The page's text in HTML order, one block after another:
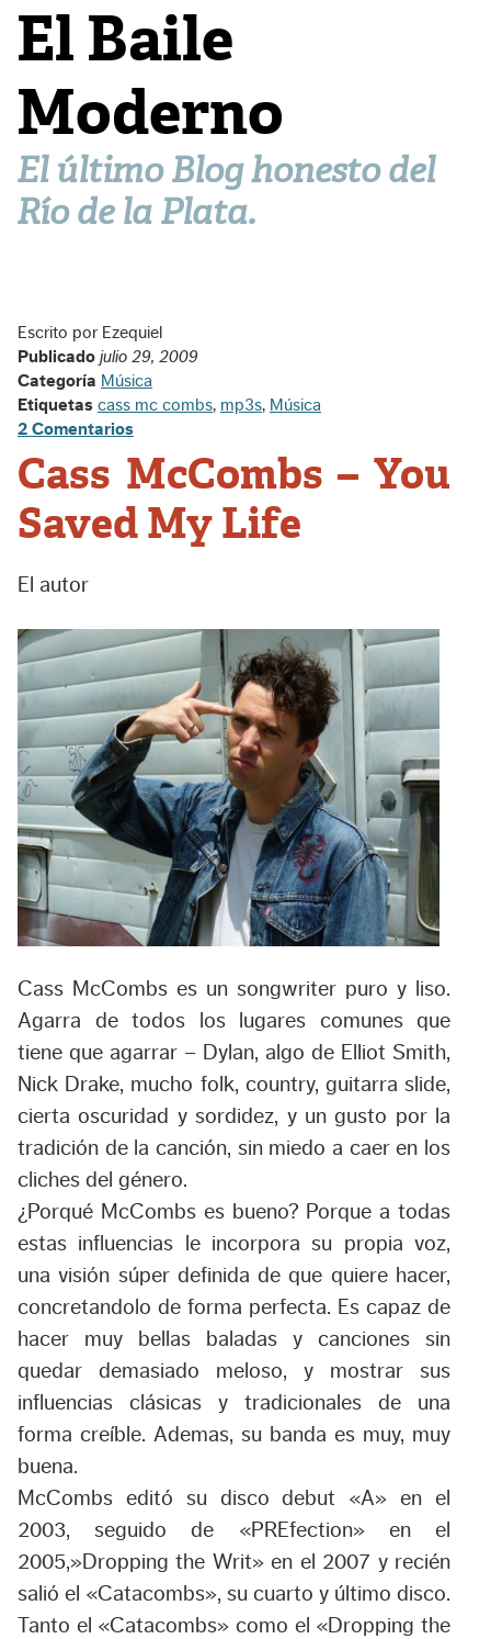
El Baile
Moderno
El último Blog honesto del
Río de la Plata.
Escrito por Ezequiel
Publicado julio 29, 2009
Categoría Música
Etiquetas cass mc combs, mp3s, Música
2 Comentarios
Cass McCombs – You
Saved My Life
El autor
Cass McCombs es un songwriter puro y liso.
Agarra de todos los lugares comunes que
tiene que agarrar – Dylan, algo de Elliot Smith,
Nick Drake, mucho folk, country, guitarra slide,
cierta oscuridad y sordidez, y un gusto por la
tradición de la canción, sin miedo a caer en los
cliches del género.
¿Porqué McCombs es bueno? Porque a todas
estas influencias le incorpora su propia voz,
una visión súper definida de que quiere hacer,
concretandolo de forma perfecta. Es capaz de
hacer muy bellas baladas y canciones sin
quedar demasiado meloso, y mostrar sus
influencias clásicas y tradicionales de una
forma creíble. Ademas, su banda es muy, muy
buena.
McCombs editó su disco debut «A» en el
2003, seguido de «PREfection» en el
2005,»Dropping the Writ» en el 2007 y recién
salió el «Catacombs», su cuarto y último disco.
Tanto el «Catacombs» como el «Dropping the